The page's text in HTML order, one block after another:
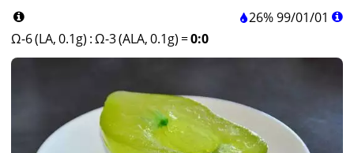
26%99/01/01
Ω-6 (LA, 0.1g) :Ω-3 (ALA, 0.1g) =0:0